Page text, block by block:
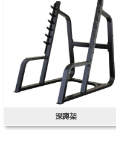
深蹲架